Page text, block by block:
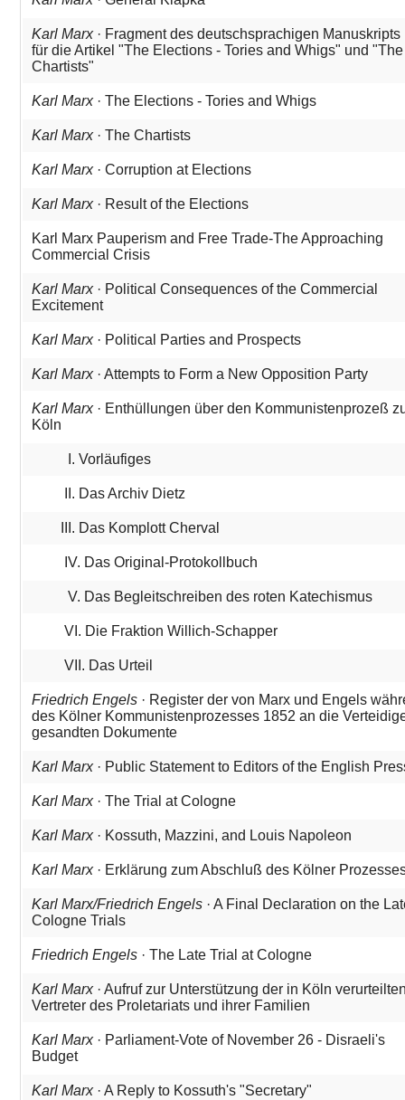
Karl Marx· Fragment des deutschsprachigen Manuskripts
für die Artikel "The Elections - Tories and Whigs" und "The
Chartists"
Karl Marx· The Elections - Tories and Whigs
Karl Marx· The Chartists
Karl Marx· Corruption at Elections
Karl Marx· Result of the Elections
Karl Marx Pauperism and Free Trade-The Approaching
Commercial Crisis
Karl Marx· Political Consequences of the Commercial
Excitement
Karl Marx· Political Parties and Prospects
Karl Marx· Attempts to Form a New Opposition Party
Karl Marx· Enthüllungen über den Kommunistenprozeß
Köln
I. Vorläufiges
II. Das Archiv Dietz
III. Das Komplott Cherval
IV. Das Original-Protokollbuch
V. Das Begleitschreiben des roten Katechismus
VI. Die Fraktion Willich-Schapper
VII. Das Urteil
Friedrich Engels · Register der von Marx und Engels
des Kölner Kommunistenprozesses 1852 an die
gesandten Dokumente
Karl Marx· Public Statement to Editors of the English
Karl Marx· The Trial at Cologne
Karl Marx· Kossuth, Mazzini, and Louis Napoleon
Karl Marx· Erklärung zum Abschluß des Kölner
Karl Marx/Friedrich Engels · A Final Declaration on the
Cologne Trials
Friedrich Engels · The Late Trial at Cologne
Karl Marx· Aufruf zur Unterstützung der in Köln
Vertreter des Proletariats und ihrer Familien
Karl Marx· Parliament-Vote of November 26 - Disraeli's
Budget
Karl Marx· A Reply to Kossuth's "Secretary"